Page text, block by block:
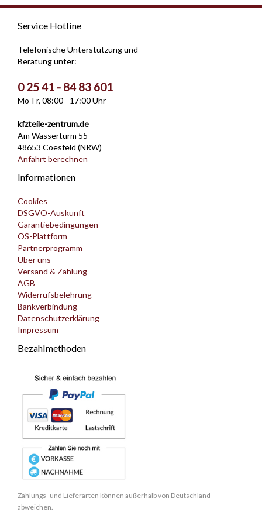
Service Hotline
Telefonische Unterstützung und
Beratung unter:
0 25 41 - 84 83 601
Mo-Fr, 08:00 - 17:00 Uhr
kfzteile-zentrum.de
Am Wasserturm 55
48653 Coesfeld (NRW)
Anfahrt berechnen
Informationen
Cookies
DSGVO-Auskunft
Garantiebedingungen
OS-Plattform
Partnerprogramm
Über uns
Versand & Zahlung
AGB
Widerrufsbelehrung
Bankverbindung
Datenschutzerklärung
Impressum
Bezahlmethoden
Zahlungs- und Lieferarten können außerhalb von Deutschland
abweichen.